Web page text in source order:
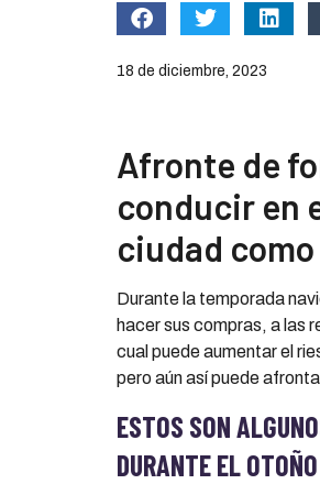
18 de diciembre, 2023
Afronte de
conducir en
ciudad
Durante la temporada
hacer sus compras, a las
cual puede aumentar el
pero aún así puede
ESTOS SON
DURANTE EL